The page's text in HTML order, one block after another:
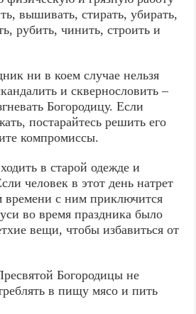
вышивать, стирать, убирать,
рубить, чинить, строить и
ни в коем случае нельзя
и сквернословить –
Богородицу. Если
постарайтесь решить его
компромиссы.
в старой одежде и
человек в этот день натрет
времени с ним приключится
во время праздника было
вещи, чтобы избавиться от
Богородицы не
в пищу мясо и пить